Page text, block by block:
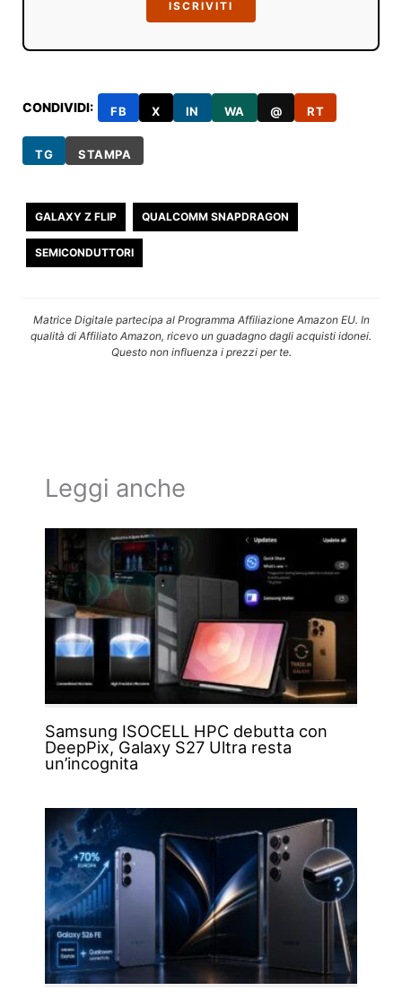
ISCRIVITI
CONDIVIDI: FB X IN WA @ RT
TG STAMPA
GALAXY Z FLIP QUALCOMM SNAPDRAGON
SEMICONDUTTORI
Matrice Digitale partecipa al Programma Affiliazione Amazon EU. In
qualità di Affiliato Amazon, ricevo un guadagno dagli acquisti idonei.
Questo non influenza i prezzi per te.
Leggi anche
Samsung ISOCELL HPC debutta con
DeepPix, Galaxy S27 Ultra resta
un’incognita